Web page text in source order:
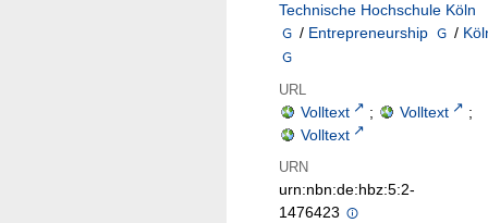
Technische Hochschule Köln
/ Entrepreneurship /
URL
Volltext ; Volltext
;
Volltext
URN
urn:nbn:de:hbz:5:2-
1476423